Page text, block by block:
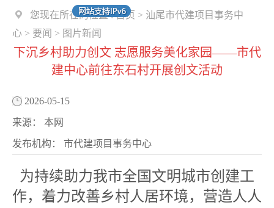
您现在所在的位置 :首页 > 汕尾市代建项目事务中
心 > 要闻 > 图片新闻
下沉乡村助力创文 志愿服务美化家园——市代
建中心前往东石村开展创文活动
2026-05-15
来源： 本网
发布机构： 市代建项目事务中心
为持续助力我市全国文明城市创建工
作，着力改善乡村人居环境，营造人人